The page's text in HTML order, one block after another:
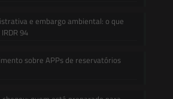
e embargo ambiental: o que
94
sobre APPs de reservatórios